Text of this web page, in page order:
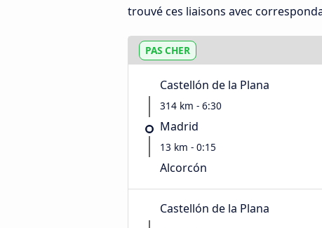
trouvé ces liaisons avec
PAS CHER
Castellón de la Plana
314 km - 6:30
Madrid
13 km - 0:15
Alcorcón
Castellón de la Plana